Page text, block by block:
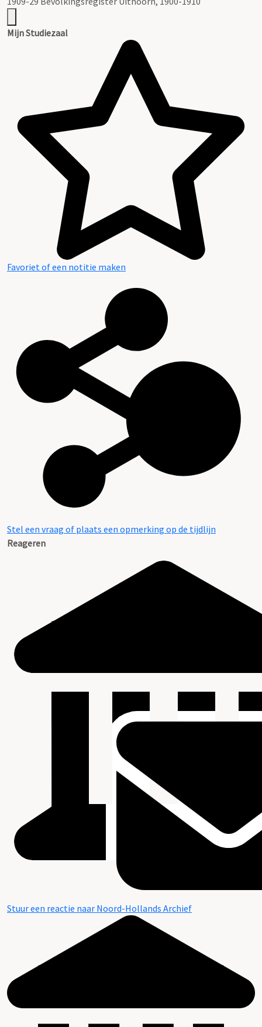
Mijn Studiezaal
Favoriet of een notitie maken
Stel een vraag of plaats een opmerking op de tijdlijn
Reageren
Stuur een reactie naar Noord-Hollands Archief